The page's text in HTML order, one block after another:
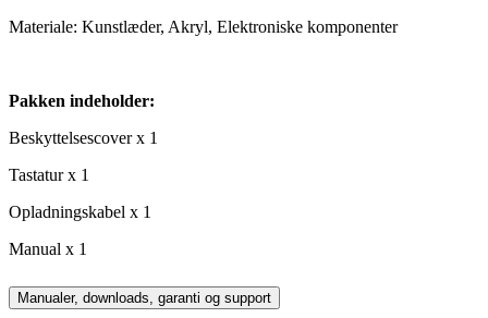
Materiale: Kunstlæder, Akryl, Elektroniske komponenter
Pakken indeholder:
Beskyttelsescover x 1
Tastatur x 1
Opladningskabel x 1
Manual x 1
Manualer, downloads, garanti og support